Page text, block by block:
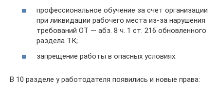
профессиональное обучение за счет организации
при ликвидации рабочего места из-за нарушения
требований ОТ — абз. 8 ч. 1 ст. 216 обновленного
раздела ТК;
запрещение работы в опасных условиях.
В 10 разделе у работодателя появились и новые права: